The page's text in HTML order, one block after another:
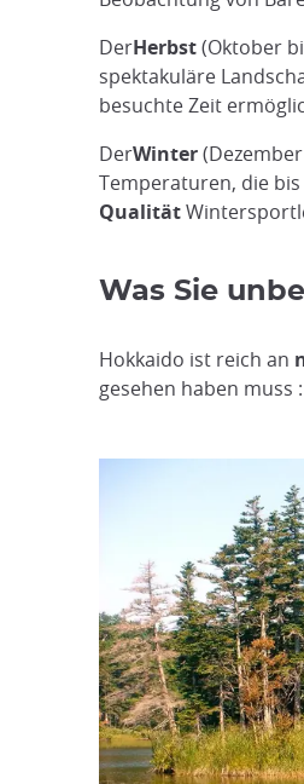
DerHerbst(Oktober
spektakuläre
besuchte Zeit
DerWinter
Temperaturen, die bis
Qualität
Was Sie
Hokkaido ist reich an
gesehen haben muss :